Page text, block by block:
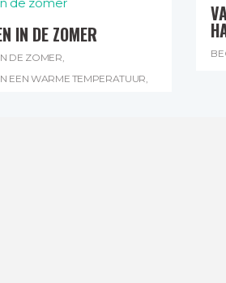
IN DE ZOMER
DE ZOMER,
EEN WARME TEMPERATUUR,